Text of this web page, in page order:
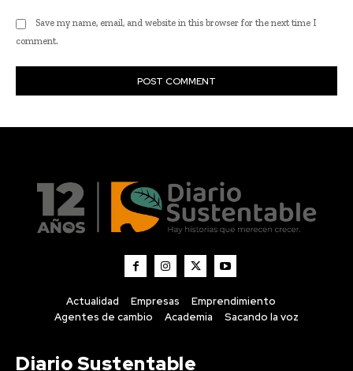
Actualidad Empresas
Emprendimiento
Agentes de cambio
Academia Sacando la voz
Diario Sustentable